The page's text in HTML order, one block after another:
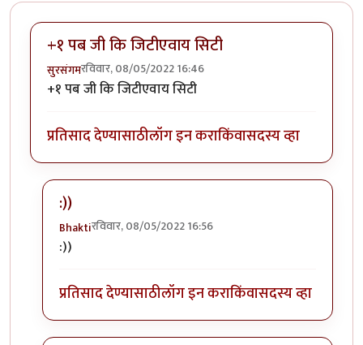
+१ पब जी कि जिटीएवाय सिटी
सुरसंगमरविवार, 08/05/2022 16:46
+१ पब जी कि जिटीएवाय सिटी
प्रतिसाद देण्यासाठीलॉग इन कराकिंवासदस्य व्हा
:))
Bhaktiरविवार, 08/05/2022 16:56
In reply to
:))
प्रतिसाद देण्यासाठीलॉग इन कराकिंवासदस्य व्हा